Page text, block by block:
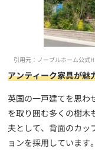
引用元：ノーブルホーム公
アンティーク家具が魅
英国の一戸建てを思わ
を取り囲む多くの樹木
夫として、背面のカッ
ョンを採用しています。